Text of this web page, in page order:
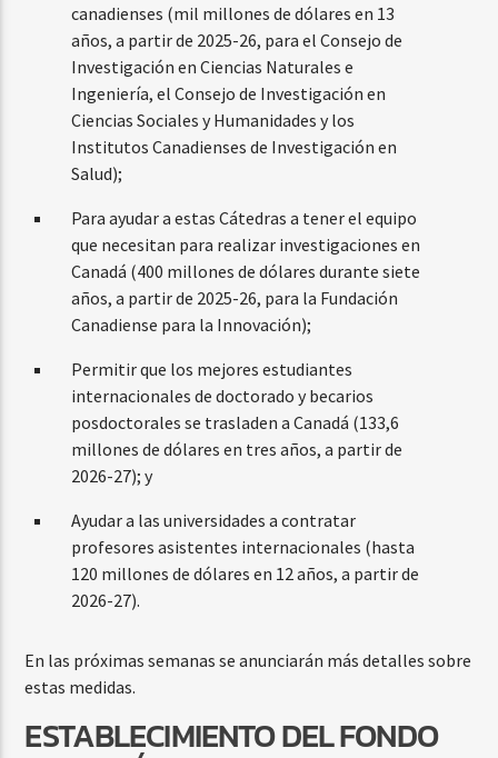
canadienses (mil millones de dólares en 13
años, a partir de 2025-26, para el Consejo de
Investigación en Ciencias Naturales e
Ingeniería, el Consejo de Investigación en
Ciencias Sociales y Humanidades y los
Institutos Canadienses de Investigación en
Salud);
Para ayudar a estas Cátedras a tener el equipo
que necesitan para realizar investigaciones en
Canadá (400 millones de dólares durante siete
años, a partir de 2025-26, para la Fundación
Canadiense para la Innovación);
Permitir que los mejores estudiantes
internacionales de doctorado y becarios
posdoctorales se trasladen a Canadá (133,6
millones de dólares en tres años, a partir de
2026-27); y
Ayudar a las universidades a contratar
profesores asistentes internacionales (hasta
120 millones de dólares en 12 años, a partir de
2026-27).
En las próximas semanas se anunciarán más detalles sobre
estas medidas.
ESTABLECIMIENTO DEL FONDO